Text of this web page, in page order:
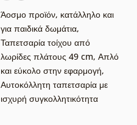
Άοσμο προϊόν, κατάλληλο και
για παιδικά δωμάτια,
Ταπετσαρία τοίχου από
λωρίδες πλάτους 49 cm, Απλό
και εύκολο στην εφαρμογή,
Αυτοκόλλητη ταπετσαρία με
ισχυρή συγκολλητικότητα